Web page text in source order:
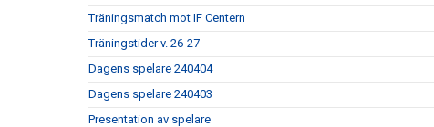
Träningsmatch mot IF Centern
Träningstider v. 26-27
Dagens spelare 240404
Dagens spelare 240403
Presentation av spelare